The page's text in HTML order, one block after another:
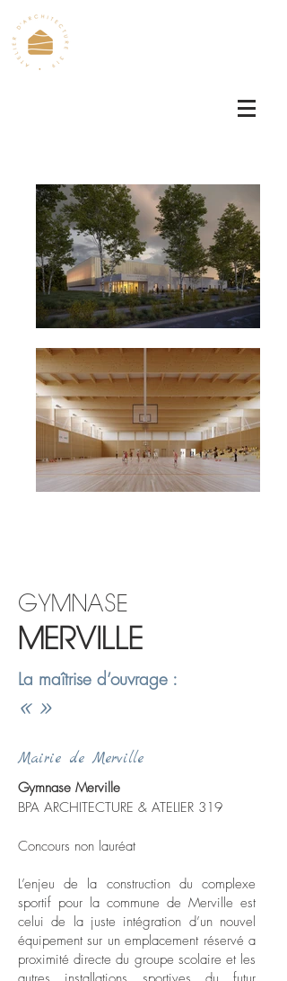
GYMNASE
MERVILLE
La maîtrise d’ouvrage :
« »
Mairie de Merville
Gymnase Merville
BPA ARCHITECTURE & ATELIER 319
Concours non lauréat
L’enjeu de la construction du complexe
sportif pour la commune de Merville est
celui de la juste intégration d’un nouvel
équipement sur un emplacement réservé a
proximité directe du groupe scolaire et les